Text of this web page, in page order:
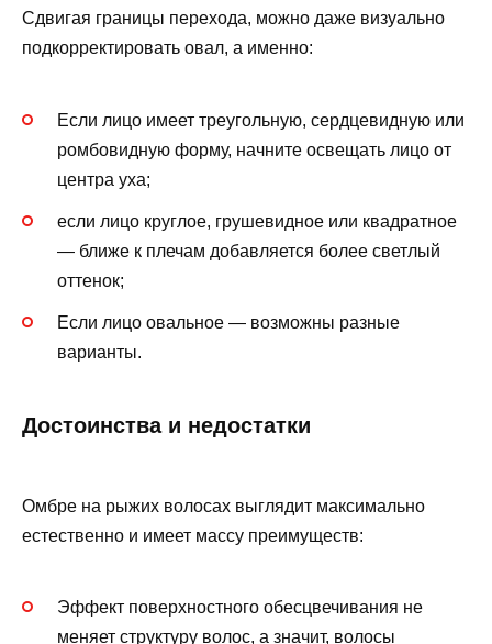
Сдвигая границы перехода, можно даже визуально
подкорректировать овал, а именно:
Если лицо имеет треугольную, сердцевидную или
ромбовидную форму, начните освещать лицо от
центра уха;
если лицо круглое, грушевидное или квадратное
— ближе к плечам добавляется более светлый
оттенок;
Если лицо овальное — возможны разные
варианты.
Достоинства и недостатки
Омбре на рыжих волосах выглядит максимально
естественно и имеет массу преимуществ:
Эффект поверхностного обесцвечивания не
меняет структуру волос, а значит, волосы